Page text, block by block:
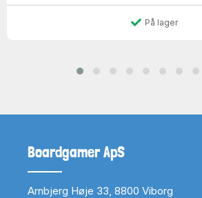
På lager
Boardgamer ApS
Arnbjerg Høje 33, 8800 Viborg